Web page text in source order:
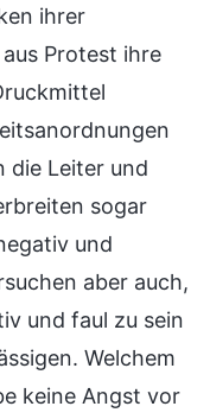
ihrer
Protest ihre
die Leiter und
sogar
und
aber auch,
und faul zu sein
Welchem
keine Angst vor